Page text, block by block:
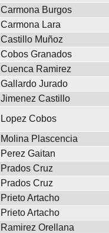
Carmona Burgos
Carmona Lara
Castillo Muñoz
Cobos Granados
Cuenca Ramirez
Gallardo Jurado
Jimenez Castillo
Lopez Cobos
Molina Plascencia
Perez Gaitan
Prados Cruz
Prados Cruz
Prieto Artacho
Prieto Artacho
Ramirez Orellana